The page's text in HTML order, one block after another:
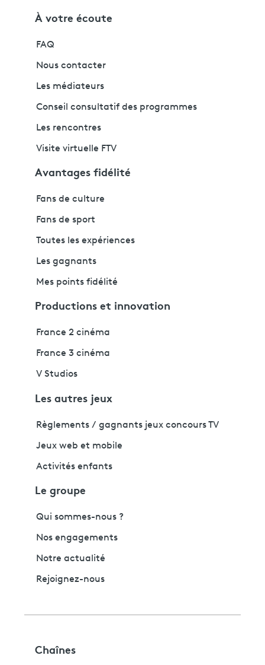
À votre écoute
FAQ
Nous contacter
Les médiateurs
Conseil consultatif des programmes
Les rencontres
Visite virtuelle FTV
Avantages fidélité
Fans de culture
Fans de sport
Toutes les expériences
Les gagnants
Mes points fidélité
Productions et innovation
France 2 cinéma
France 3 cinéma
V Studios
Les autres jeux
Règlements / gagnants jeux concours TV
Jeux web et mobile
Activités enfants
Le groupe
Qui sommes-nous ?
Nos engagements
Notre actualité
Rejoignez-nous
Chaînes